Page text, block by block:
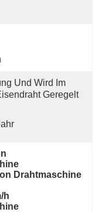
Und Wird Im
Geregelt
Drahtmaschine
h